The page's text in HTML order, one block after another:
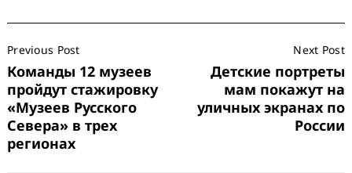
Navigation
Previous Post
Команды 12 музеев
пройдут стажировку
«Музеев Русского
Севера» в трех
регионах
Next Post
Детские портреты
мам покажут на
уличных экранах по
России